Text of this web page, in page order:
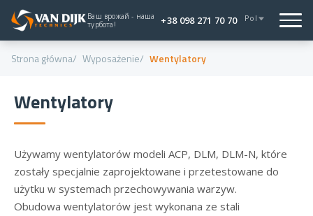
Ваш врожай - наша
турбота!
+38 098 271 70 70 Pol
Strona główna Wyposażenie Wentylatory
Wentylatory
Używamy wentylatorów modeli ACP, DLM, DLM-N, które
zostały specjalnie zaprojektowane i przetestowane do
użytku w systemach przechowywania warzyw.
Obudowa wentylatorów jest wykonana ze stali